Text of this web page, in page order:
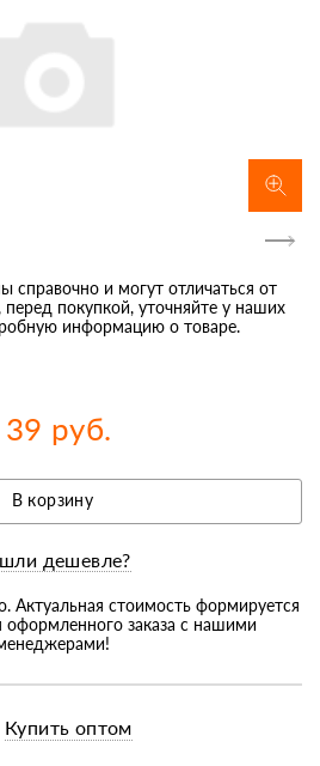
справочно и могут отличаться от
покупкой, уточняйте у наших
информацию о товаре.
39 руб.
В корзину
дешевле?
Актуальная стоимость формируется
оформленного заказа с нашими
Купить оптом